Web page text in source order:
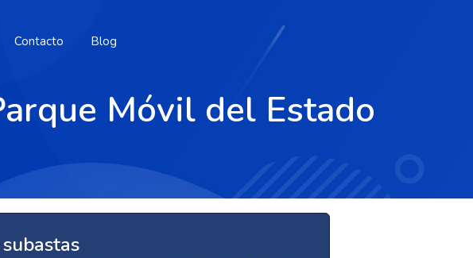
Contacto Blog
Móvil del Estado